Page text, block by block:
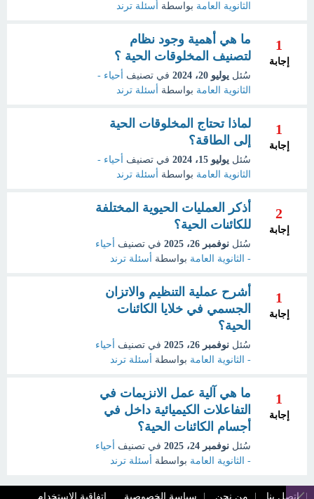
الثانوية العامة بواسطة أسئلة ترند
1
إجابة
ما هي أهمية وجود نظام
لتصنيف المخلوقات الحية ؟
سُئل يوليو 20، 2024 في تصنيف
أحياء -
الثانوية العامة بواسطة أسئلة ترند
1
إجابة
لماذا تحتاج المخلوقات الحية
إلى الطاقة؟
سُئل يوليو 15، 2024 في تصنيف
أحياء -
الثانوية العامة بواسطة أسئلة ترند
2
إجابة
أذكر العمليات الحيوية المختلفة
للكائنات الحية؟
سُئل نوفمبر 26، 2025 في تصنيف
أحياء
- الثانوية العامة بواسطة أسئلة ترند
1
إجابة
أشرح عملية التنظيم والاتزان
الجسمي في خلايا الكائنات
الحية؟
سُئل نوفمبر 26، 2025 في تصنيف
أحياء
- الثانوية العامة بواسطة أسئلة ترند
1
إجابة
ما هي آلية عمل الانزيمات في
التفاعلات الكيميائية داخل في
أجسام الكائنات الحية؟
سُئل نوفمبر 24، 2025 في تصنيف
أحياء
- الثانوية العامة بواسطة أسئلة ترند
اتصل بنا من نحن سياسة الخصوصية اتفاقية الاستخدام